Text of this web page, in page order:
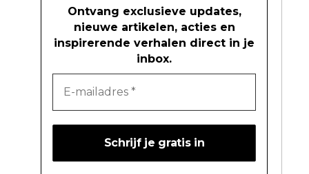
Ontvang exclusieve updates,
nieuwe artikelen, acties en
inspirerende verhalen direct in je
inbox.